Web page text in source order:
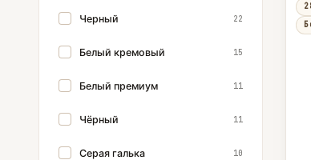
Черный 22
Белый кремовый 15
Белый премиум 11
Чёрный 11
Серая галька 10